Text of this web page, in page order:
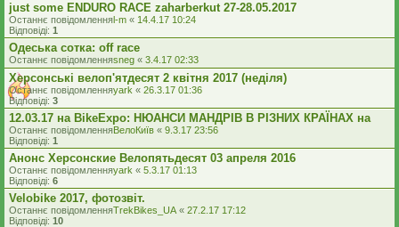
just some ENDURO RACE zaharberkut 27-28.05.2017
Останнє повідомленняl-m « 14.4.17 10:24
Відповіді: 1
Одеська сотка: off race
Останнє повідомленняsneg « 3.4.17 02:33
Херсонські велоп'ятдесят 2 квітня 2017 (неділя)
Останнє повідомленняyark « 26.3.17 01:36
Відповіді: 3
12.03.17 на BikeExpo: НЮАНСИ МАНДРІВ В РІЗНИХ КРАЇНАХ на
Останнє повідомленняВелоКиїв « 9.3.17 23:56
Відповіді: 1
Анонс Херсонские Велопятьдесят 03 апреля 2016
Останнє повідомленняyark « 5.3.17 01:13
Відповіді: 6
Velobike 2017, фотозвіт.
Останнє повідомленняTrekBikes_UA « 27.2.17 17:12
Відповіді: 10